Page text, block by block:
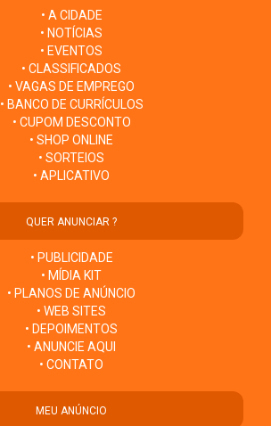
• A CIDADE
• NOTÍCIAS
• EVENTOS
• CLASSIFICADOS
• VAGAS DE EMPREGO
• BANCO DE CURRÍCULOS
• CUPOM DESCONTO
• SHOP ONLINE
• SORTEIOS
• APLICATIVO
QUER ANUNCIAR ?
• PUBLICIDADE
• MÍDIA KIT
• PLANOS DE ANÚNCIO
• WEB SITES
• DEPOIMENTOS
• ANUNCIE AQUI
• CONTATO
MEU ANÚNCIO